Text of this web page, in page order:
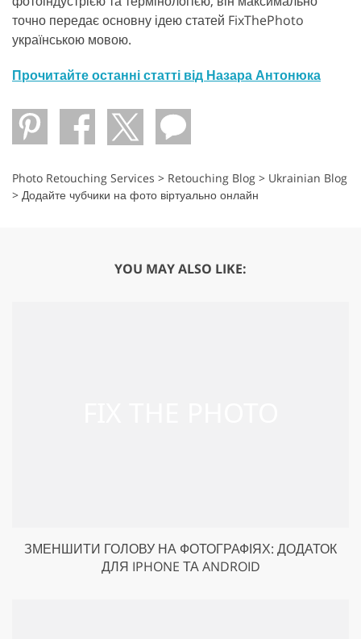
точно передає основну ідею статей FixThePhoto
українською мовою.
Прочитайте останні статті від Назара Антонюка
Photo Retouching Services > Retouching Blog > Ukrainian Blog
> Додайте чубчики на фото віртуально онлайн
YOU MAY ALSO LIKE:
ЗМЕНШИТИ ГОЛОВУ НА ФОТОГРАФІЯХ: ДОДАТОК
ДЛЯ IPHONE ТА ANDROID